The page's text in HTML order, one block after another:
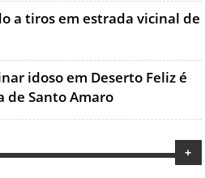
a tiros em estrada vicinal de
idoso em Deserto Feliz é
de Santo Amaro
+